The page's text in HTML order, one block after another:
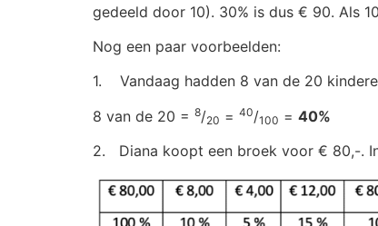
gedeeld door 10). 30% is dus € 90. Als
Nog een paar voorbeelden:
1. Vandaag hadden 8 van de 20
8 van de 20 = 8/20 = 40/100 = 40%
2. Diana koopt een broek voor € 80,-.